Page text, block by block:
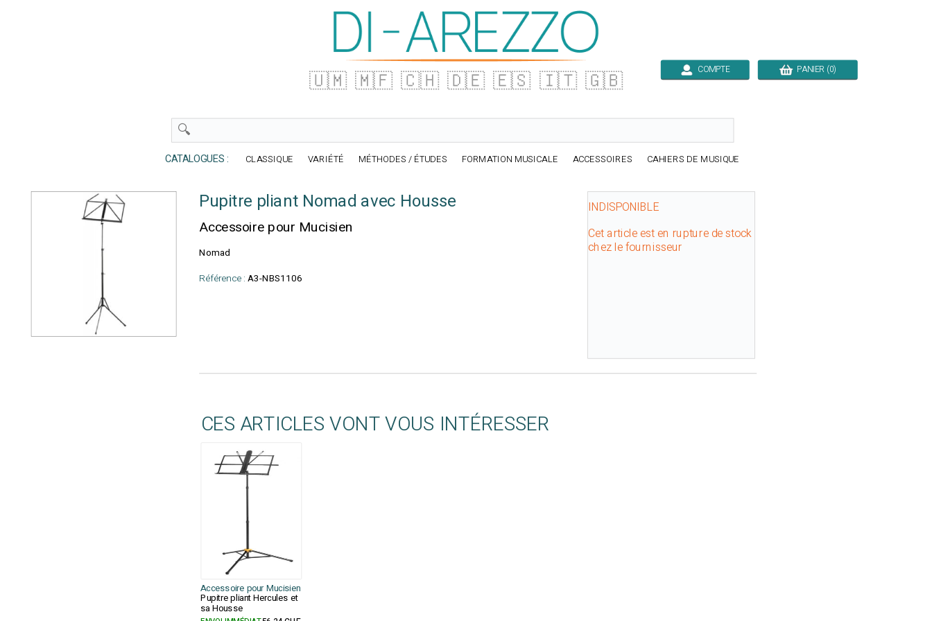
🇺🇲 🇲🇫 🇨🇭 🇩🇪 🇪🇸 🇮🇹 🇬🇧 COMPTE PANIER (0)
CATALOGUES : CLASSIQUE VARIÉTÉ MÉTHODES / ÉTUDES FORMATION MUSICALE ACCESSOIRES CAHIERS DE MUSIQUE
Pupitre pliant Nomad avec Housse
Accessoire pour Mucisien
Nomad
Référence : A3-NBS1106
INDISPONIBLE
Cet article est en rupture de stock
chez le fournisseur
CES ARTICLES VONT VOUS INTÉRESSER
Accessoire pour Mucisien
Pupitre pliant Hercules et
sa Housse